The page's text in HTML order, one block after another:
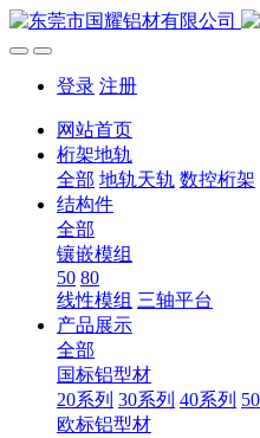
登录 注册
网站首页
桁架地轨
全部 地轨天轨 数控桁架
结构件
全部
镶嵌模组
50 80
线性模组 三轴平台
产品展示
全部
国标铝型材
20系列 30系列 40系列
欧标铝型材